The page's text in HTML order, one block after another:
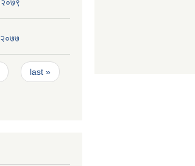
२०७९
२०७७
last »